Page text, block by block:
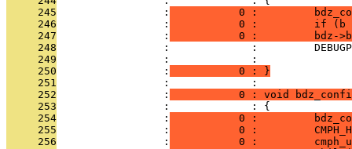
     245
                 :
0 :
     246
                 :
0 :         if (b
     247
                 :
0 :         bdz-
     248
:             :
     249
                 :             :
     250
                 :
           0 : }
     251
                 :             :
     252
                 :
0 : void
     253
                 :             : {
     254
                 :
0 :
     255
                 :
0 :
     256
                 :
0 :